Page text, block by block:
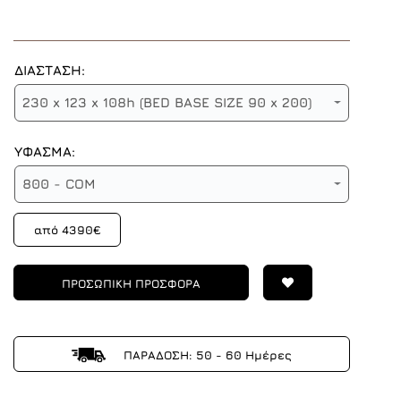
ΔΙΑΣΤΑΣΗ:
230 x 123 x 108h (BED BASE SIZE 90 x 200)
ΥΦΑΣΜΑ:
800 - COM
από 4390€
ΠΡΟΣΩΠΙΚΗ ΠΡΟΣΦΟΡΑ
ΠΑΡΑΔΟΣΗ: 50 - 60 Ημέρες